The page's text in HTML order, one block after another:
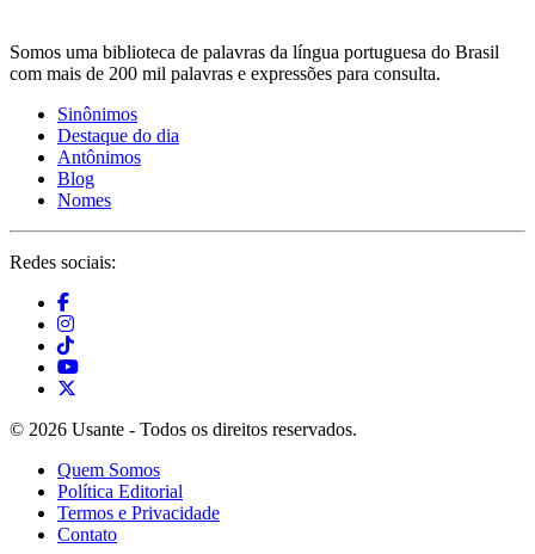
Somos uma biblioteca de palavras da língua portuguesa do Brasil
com mais de 200 mil palavras e expressões para consulta.
Sinônimos
Destaque do dia
Antônimos
Blog
Nomes
Redes sociais:
© 2026 Usante - Todos os direitos reservados.
Quem Somos
Política Editorial
Termos e Privacidade
Contato